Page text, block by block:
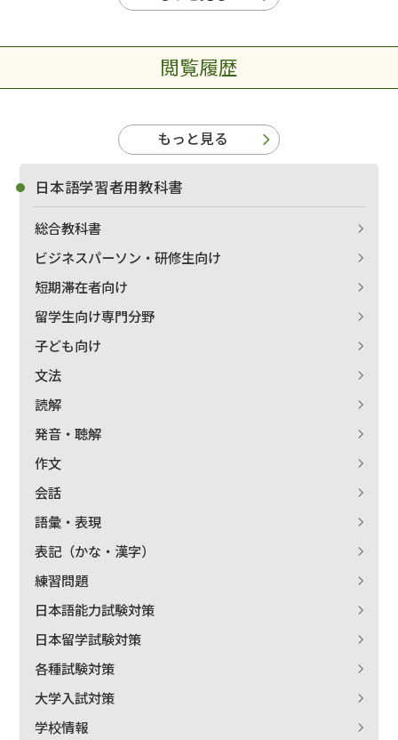
出版社名で絞り込む
閲覧履歴
もっと見る
日本語学習者用教科書
総合教科書
ビジネスパーソン・研修生向け
短期滞在者向け
留学生向け専門分野
子ども向け
文法
読解
発音・聴解
作文
会話
語彙・表現
表記（かな・漢字）
練習問題
日本語能力試験対策
日本留学試験対策
各種試験対策
大学入試対策
学校情報